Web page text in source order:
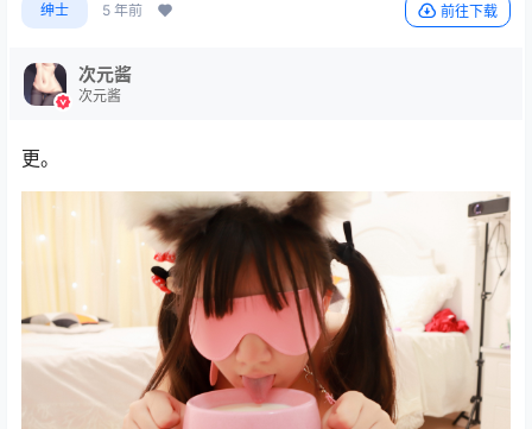
绅士 5 年前 前往下载
次元酱
次元酱
更。